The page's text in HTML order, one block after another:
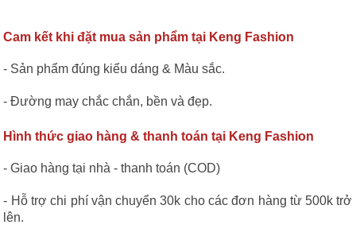
Cam kết khi đặt mua sản phẩm tại Keng Fashion
- Sản phẩm đúng kiểu dáng & Màu sắc.
- Đường may chắc chắn, bền và đẹp.
Hình thức giao hàng & thanh toán tại Keng Fashion
- Giao hàng tại nhà - thanh toán (COD)
- Hỗ trợ chi phí vận chuyển 30k cho các đơn hàng từ 500k trở
lên.